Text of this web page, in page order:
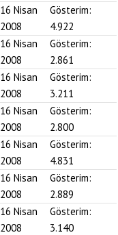
16 Nisan
2008
Gösterim:
4.922
16 Nisan
2008
Gösterim:
2.861
16 Nisan
2008
Gösterim:
3.211
16 Nisan
2008
Gösterim:
2.800
16 Nisan
2008
Gösterim:
4.831
16 Nisan
2008
Gösterim:
2.889
16 Nisan
2008
Gösterim:
3.140